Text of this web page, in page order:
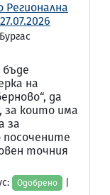
Регионална
на
да
за които има
за
посочените
точния
Одобрено